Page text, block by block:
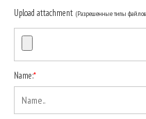
Upload attachment (Разрешенные типы
Name:*